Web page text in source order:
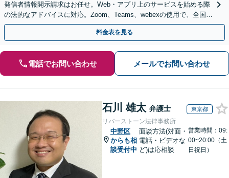
発信者情報開示請求はお任せ。Web・アプリ上のサービスを始める際
の法的なアドバイスに対応。Zoom、Teams、webexの使用で、全国か
らのご相談にも対応【平日夜間面談可】
料金表を見る
電話でお問い合わせ メールでお問い合わせ
石川 雄太 弁護士 東京都
リバーストーン法律事務所
中野区
からも相
談受付中
面談方法(対面・
電話・ビデオな
ど)は応相談
営業時間：09:
00~20:00（土
日祝日）